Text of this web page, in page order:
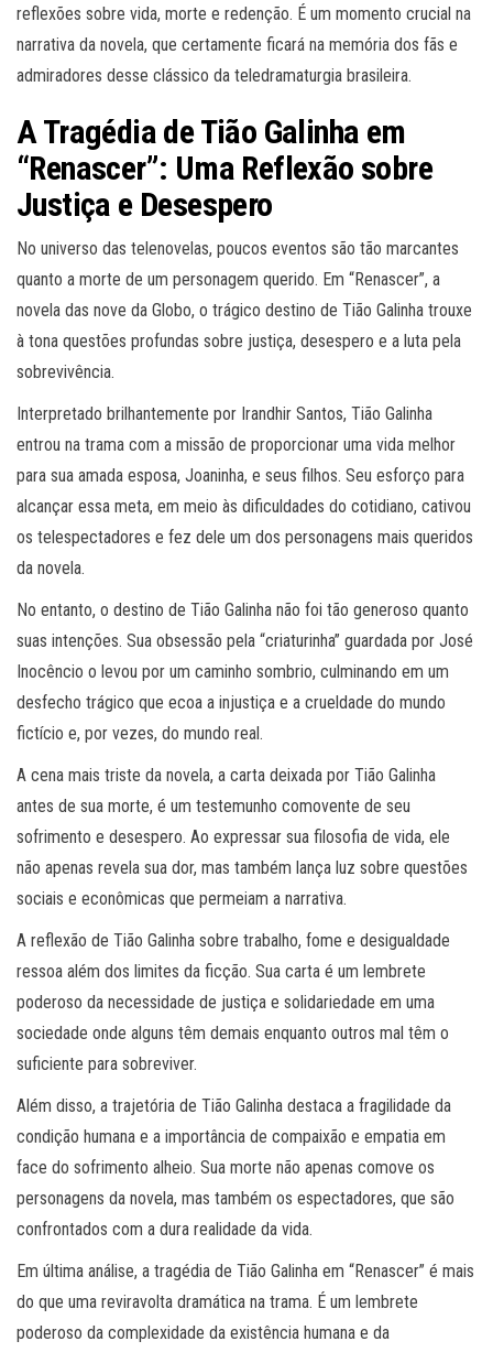
reflexões sobre vida, morte e redenção. É um momento crucial na
narrativa da novela, que certamente ficará na memória dos fãs e
admiradores desse clássico da teledramaturgia brasileira.
A Tragédia de Tião Galinha em
“Renascer”: Uma Reflexão sobre
Justiça e Desespero
No universo das telenovelas, poucos eventos são tão marcantes
quanto a morte de um personagem querido. Em “Renascer”, a
novela das nove da Globo, o trágico destino de Tião Galinha trouxe
à tona questões profundas sobre justiça, desespero e a luta pela
sobrevivência.
Interpretado brilhantemente por Irandhir Santos, Tião Galinha
entrou na trama com a missão de proporcionar uma vida melhor
para sua amada esposa, Joaninha, e seus filhos. Seu esforço para
alcançar essa meta, em meio às dificuldades do cotidiano, cativou
os telespectadores e fez dele um dos personagens mais queridos
da novela.
No entanto, o destino de Tião Galinha não foi tão generoso quanto
suas intenções. Sua obsessão pela “criaturinha” guardada por José
Inocêncio o levou por um caminho sombrio, culminando em um
desfecho trágico que ecoa a injustiça e a crueldade do mundo
fictício e, por vezes, do mundo real.
A cena mais triste da novela, a carta deixada por Tião Galinha
antes de sua morte, é um testemunho comovente de seu
sofrimento e desespero. Ao expressar sua filosofia de vida, ele
não apenas revela sua dor, mas também lança luz sobre questões
sociais e econômicas que permeiam a narrativa.
A reflexão de Tião Galinha sobre trabalho, fome e desigualdade
ressoa além dos limites da ficção. Sua carta é um lembrete
poderoso da necessidade de justiça e solidariedade em uma
sociedade onde alguns têm demais enquanto outros mal têm o
suficiente para sobreviver.
Além disso, a trajetória de Tião Galinha destaca a fragilidade da
condição humana e a importância de compaixão e empatia em
face do sofrimento alheio. Sua morte não apenas comove os
personagens da novela, mas também os espectadores, que são
confrontados com a dura realidade da vida.
Em última análise, a tragédia de Tião Galinha em “Renascer” é mais
do que uma reviravolta dramática na trama. É um lembrete
poderoso da complexidade da existência humana e da